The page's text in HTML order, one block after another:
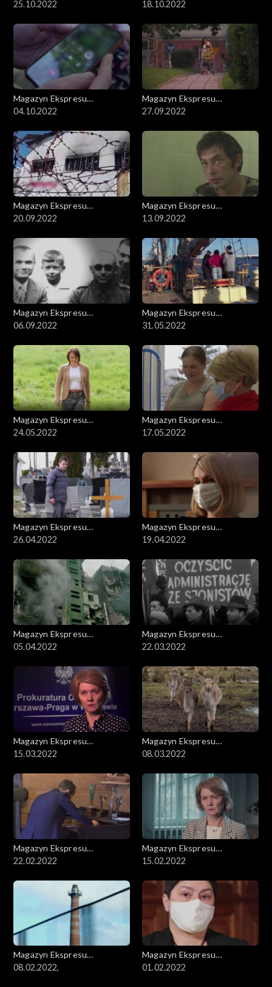
Reporterów
25.10.2022 Reporterów
18.10.2022
Magazyn Ekspresu
Reporterów
04.10.2022
Magazyn Ekspresu
Reporterów
27.09.2022
Magazyn Ekspresu
Reporterów
20.09.2022
Magazyn Ekspresu
Reporterów
13.09.2022
Magazyn Ekspresu
Reporterów
06.09.2022
Magazyn Ekspresu
Reporterów
31.05.2022
Magazyn Ekspresu
Reporterów
24.05.2022
Magazyn Ekspresu
Reporterów
17.05.2022
Magazyn Ekspresu
Reporterów
26.04.2022
Magazyn Ekspresu
Reporterów
19.04.2022
Magazyn Ekspresu
Reporterów
05.04.2022
Magazyn Ekspresu
Reporterów
22.03.2022
Magazyn Ekspresu
Reporterów
15.03.2022
Magazyn Ekspresu
Reporterów
08.03.2022
Magazyn Ekspresu
Reporterów
22.02.2022
Magazyn Ekspresu
Reporterów
15.02.2022
Magazyn Ekspresu
Reporterów
08.02.2022,
Magazyn Ekspresu
Reporterów
01.02.2022